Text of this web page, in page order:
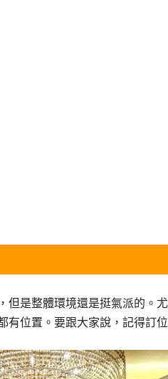
但是整體環境還是挺氣派的。
位置。要跟大家說，記得訂